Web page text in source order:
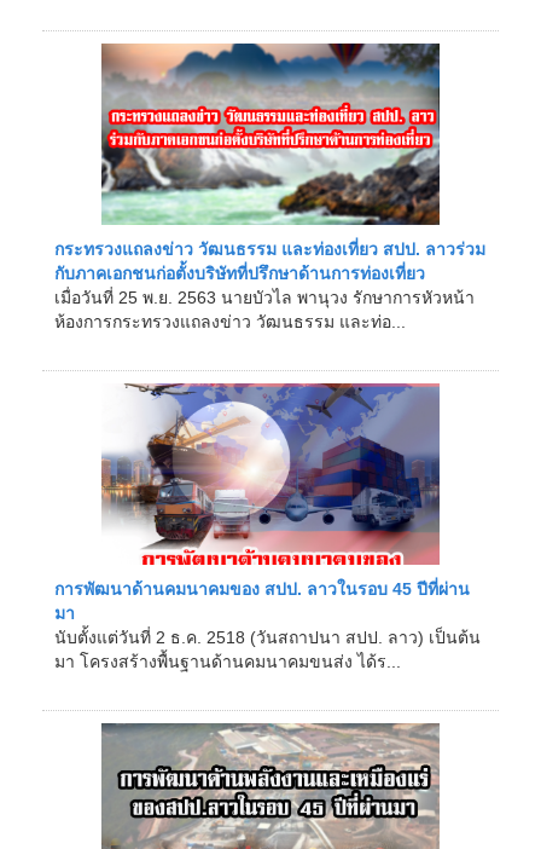
กระทรวงแถลงข่าว วัฒนธรรม และท่องเที่ยว สปป. ลาวร่วม
กับภาคเอกชนก่อตั้งบริษัทที่ปรึกษาด้านการท่องเที่ยว
เมื่อวันที่ 25 พ.ย. 2563 นายบัวไล พานุวง รักษาการหัวหน้า
ห้องการกระทรวงแถลงข่าว วัฒนธรรม และท่อ...
การพัฒนาด้านคมนาคมของ สปป. ลาวในรอบ 45 ปีที่ผ่าน
มา
นับตั้งแต่วันที่ 2 ธ.ค. 2518 (วันสถาปนา สปป. ลาว) เป็นต้น
มา โครงสร้างพื้นฐานด้านคมนาคมขนส่ง ได้ร...